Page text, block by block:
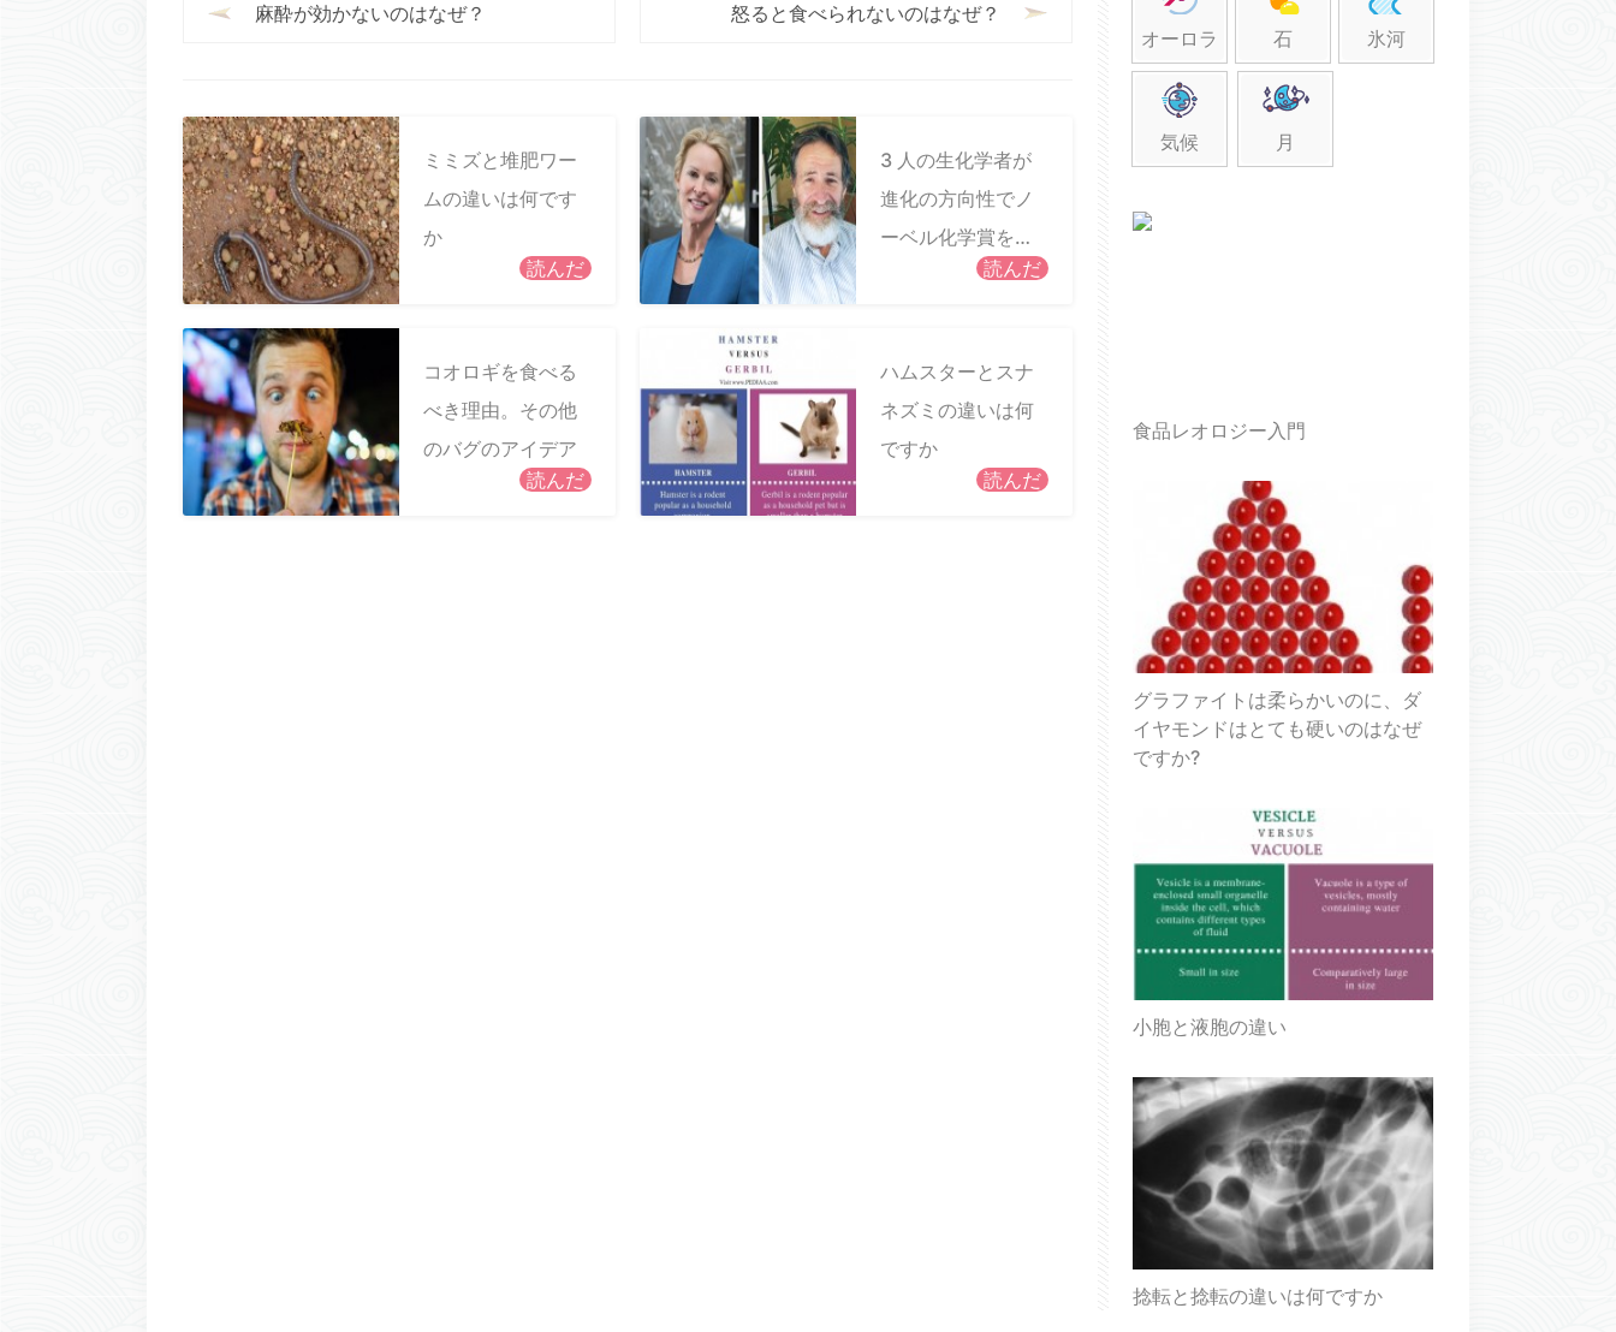
麻酔が効かないのはなぜ？ 怒ると食べられないのはなぜ？
ミミズと堆肥ワー
ムの違いは何です
か
読んだ
3 人の生化学者が
進化の方向性でノ
ーベル化学賞を受
読んだ
コオロギを食べる
べき理由。その他
のバグのアイデア
読んだ
ハムスターとスナ
ネズミの違いは何
ですか
読んだ
オーロラ 石 氷河
気候 月
食品レオロジー入門
グラファイトは柔らかいのに、ダ
イヤモンドはとても硬いのはなぜ
ですか?
小胞と液胞の違い
捻転と捻転の違いは何ですか